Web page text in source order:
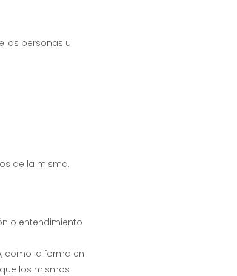
personas u
de la misma.
o entendimiento
como la forma en
los mismos